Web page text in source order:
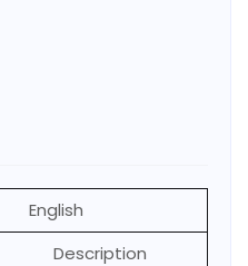
English
Description